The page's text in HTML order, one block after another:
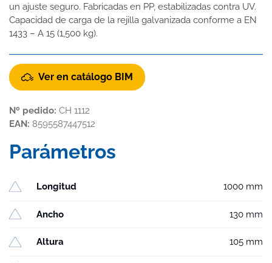
un ajuste seguro. Fabricadas en PP, estabilizadas contra UV.
Capacidad de carga de la rejilla galvanizada conforme a EN
1433 – A 15 (1,500 kg).
Ver en catálogo BIM
Nº pedido: CH 1112
EAN: 8595587447512
Parámetros
Longitud 1000 mm
Ancho 130 mm
Altura 105 mm